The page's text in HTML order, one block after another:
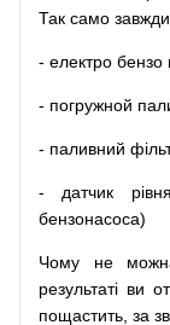
Так само завжди
- електро бензо
- погружной
- паливний
- датчик рівня
бензонасоса)
Чому не
результаті ви
пощастить, за